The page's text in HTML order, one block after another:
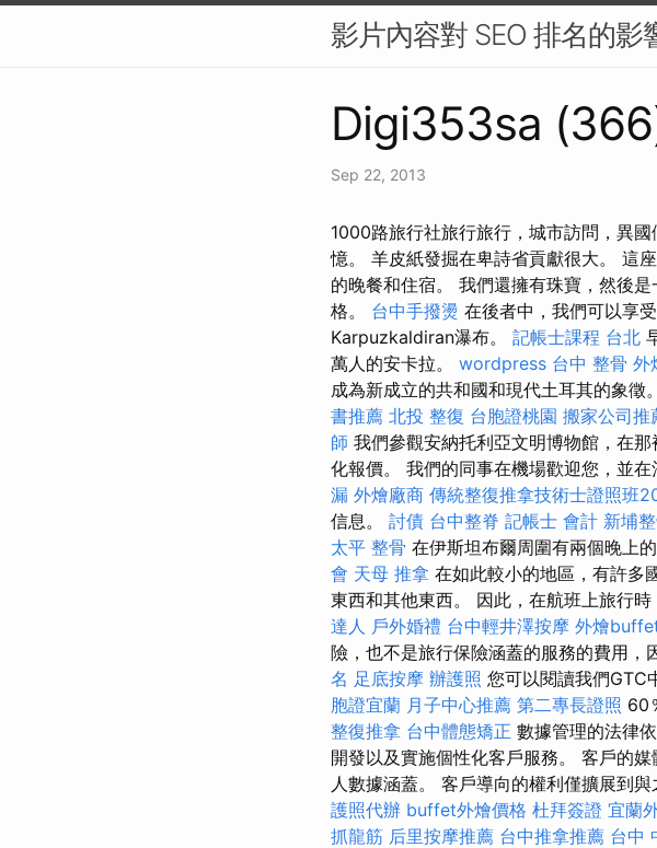
影片內容對 SEO 排名的影
Digi353sa
Sep 22, 2013
1000路旅行社旅行旅行，城市訪問，異
憶。 羊皮紙發掘在卑詩省貢獻很大。 這
的晚餐和住宿。 我們還擁有珠寶，然後
格。 台中手撥燙 在後者中，我們可以享
Karpuzkaldiran瀑布。 記帳士課程 台北
萬人的安卡拉。 wordpress 台中 整骨 外
成為新成立的共和國和現代土耳其的象徵。
書推薦 北投 整復 台胞證桃園 搬家公司推
師 我們參觀安納托利亞文明博物館，在
化報價。 我們的同事在機場歡迎您，並在
漏 外燴廠商 傳統整復推拿技術士證照班
信息。 討債 台中整脊 記帳士 會計 新埔
太平 整骨 在伊斯坦布爾周圍有兩個晚上
會 天母 推拿 在如此較小的地區，有許多
東西和其他東西。 因此，在航班上旅行
達人 戶外婚禮 台中輕井澤按摩 外燴
險，也不是旅行保險涵蓋的服務的費用，
名 足底按摩 辦護照 您可以閱讀我們GTC
胞證宜蘭 月子中心推薦 第二專長證照 60
整復推拿 台中體態矯正 數據管理的法律
開發以及實施個性化客戶服務。 客戶的
人數據涵蓋。 客戶導向的權利僅擴展到
護照代辦 buffet外燴價格 杜拜簽證 宜蘭
抓龍筋 后里按摩推薦 台中推拿推薦 台中